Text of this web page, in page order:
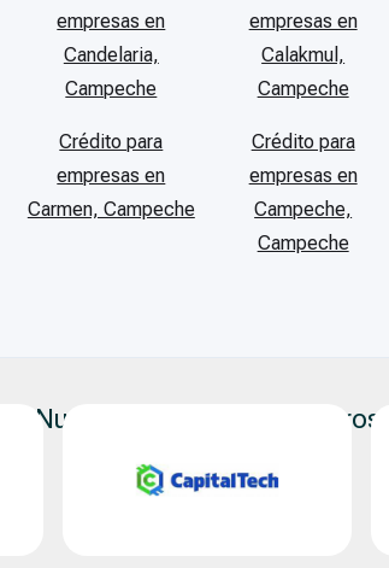
empresas en
Candelaria,
Campeche
empresas en
Calakmul,
Campeche
Crédito para
empresas en
Carmen, Campeche
Crédito para
empresas en
Campeche,
Campeche
Nuestros Aliados Financieros